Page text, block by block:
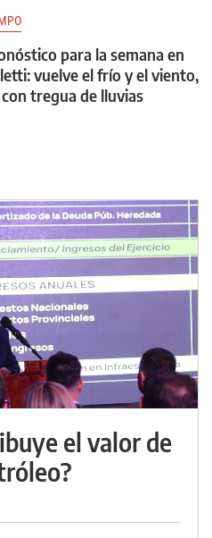
para la semana en
vuelve el frío y el viento,
tregua de lluvias
el valor de